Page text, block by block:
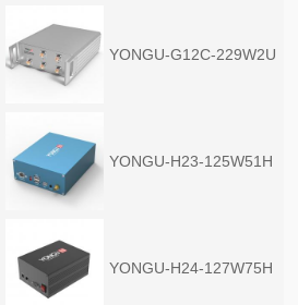
YONGU-G12C-229W2U
YONGU-H23-125W51H
YONGU-H24-127W75H